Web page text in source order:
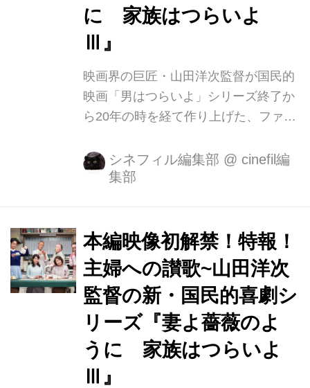
に 家族はつらいよ
Ⅲ』
映画界の巨匠・山田洋次監督が国民的
映画「男はつらいよ」シリーズ終了か
ら20年の時を経て作り上げた、ファン
シリーズ第三弾『妻よ薔薇のように 家
族はつらいよⅢ』が5月25日（金）に
一家（平田家）の家事を担ってきた主
婦・史枝（夏川結衣）が家出をするこ
とで、家族の暮らしが崩壊してゆく様
をユーモラスに描いております。笑っ
て、泣いて、しみじみと胸を打つ作品
となっております。 山田洋次監督作品
初出演となった 立川志らくさんのメイ
キング＆新場面写真を初公開！ 本作で
シネフィル編集部 @ cinefil編
集部
本編映像初解禁！特報！
主婦への讃歌~山田洋次
監督の新・国民的喜劇シ
リーズ『妻よ薔薇のよ
うに 家族はつらいよ
Ⅲ』